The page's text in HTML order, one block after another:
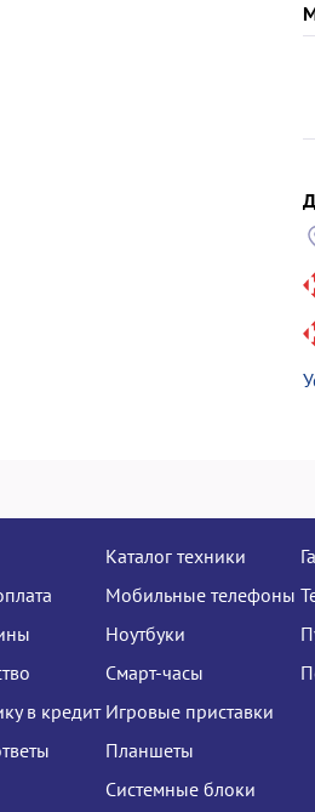
в кредит
Каталог техники
Мобильные телефоны
Ноутбуки
Смарт-часы
Игровые приставки
Планшеты
Системные блоки